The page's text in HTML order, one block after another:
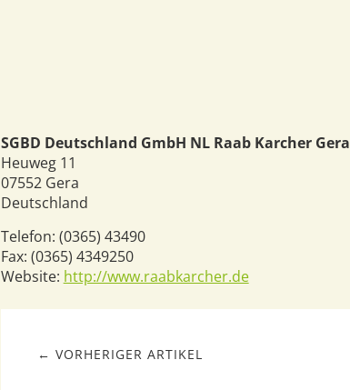
SGBD Deutschland GmbH NL Raab Karcher Gera
Heuweg 11
07552 Gera
Deutschland
Telefon: (0365) 43490
Fax: (0365) 4349250
Website: http://www.raabkarcher.de
← VORHERIGER ARTIKEL